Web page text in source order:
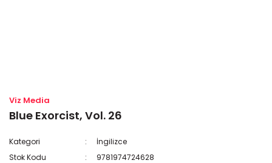
Viz Media
Blue Exorcist, Vol. 26
Kategori
İngilizce
Stok Kodu
9781974724628